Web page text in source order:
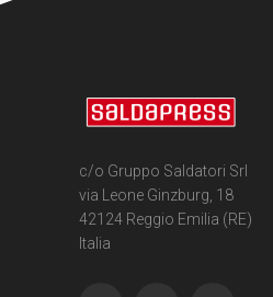
c/o Gruppo Saldatori Srl
via Leone Ginzburg, 18
42124 Reggio Emilia (RE)
Italia